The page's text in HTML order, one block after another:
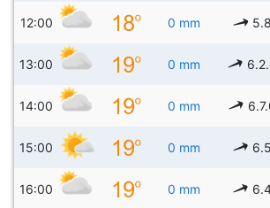
12:00 0 mm
13:00 0 mm
14:00 0 mm
15:00 0 mm
16:00 0 mm